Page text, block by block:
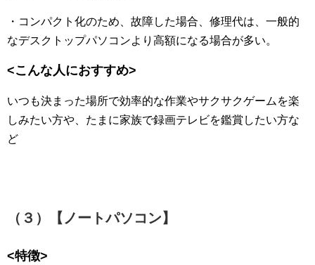
・コンパクト化のため、故障した場合、修理代は、一般的
なデスクトップパソコンより高額になる場合が多い。
<こんな人におすすめ>
いつも決まった場所で効率的な作業やサクサクゲームを楽
しみたい方や、たまに家族で録画テレビを鑑賞したい方な
ど
（３）【 ノートパソコン】
<特徴>